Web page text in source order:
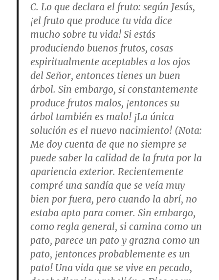
C. Lo que declara el fruto: según Jesús,
¡el fruto que produce tu vida dice
mucho sobre tu vida! Si estás
produciendo buenos frutos, cosas
espiritualmente aceptables a los ojos
del Señor, entonces tienes un buen
árbol. Sin embargo, si constantemente
produce frutos malos, ¡entonces su
árbol también es malo! ¡La única
solución es el nuevo nacimiento! (Nota:
Me doy cuenta de que no siempre se
puede saber la calidad de la fruta por la
apariencia exterior. Recientemente
compré una sandía que se veía muy
bien por fuera, pero cuando la abrí, no
estaba apto para comer. Sin embargo,
como regla general, si camina como un
pato, parece un pato y grazna como un
pato, ¡entonces probablemente es un
pato! Una vida que se vive en pecado,